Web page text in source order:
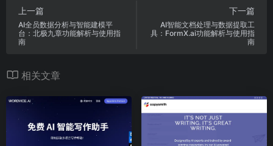
上一篇
AI全员数据分析与智能建模平
台：北极九章功能解析与使用指
南
下一篇
AI智能文档处理与数据提取工
具：FormX.ai功能解析与使用指
南
相关文章